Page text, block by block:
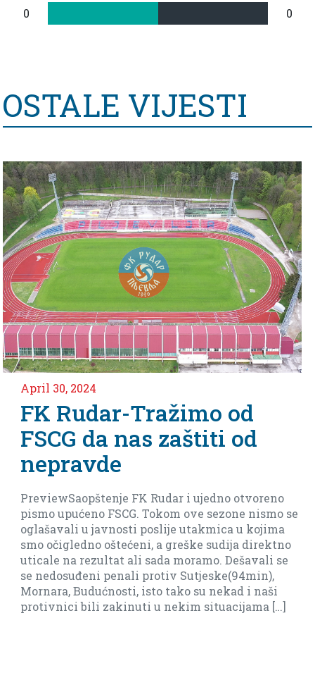
0 0
OSTALE VIJESTI
Tražimo od
nas zaštiti od
FK Rudar i ujedno otvoreno
FSCG. Tokom ove sezone nismo se
poslije utakmica u kojima
oštećeni, a greške sudija direktno
ali sada moramo. Dešavali se
penali protiv Sutjeske(94min),
isto tako su nekad i naši
zakinuti u nekim situacijama […]
meča
Imamo
biti realni i